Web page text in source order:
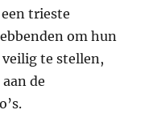
trieste
om hun
te stellen,
de